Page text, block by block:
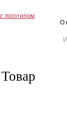
О
Товар